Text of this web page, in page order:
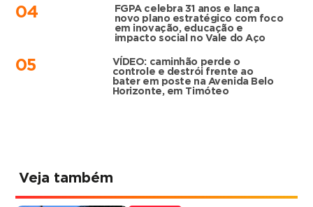
04
FGPA celebra 31 anos e lança
novo plano estratégico com foco
em inovação, educação e
impacto social no Vale do Aço
05
VÍDEO: caminhão perde o
controle e destrói frente ao
bater em poste na Avenida Belo
Horizonte, em Timóteo
Veja também